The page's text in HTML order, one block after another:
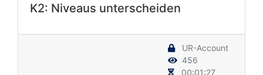
K2: Niveaus unterscheiden
UR-Account
456
00:01:27